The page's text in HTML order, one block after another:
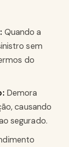
Quando a
sem
do
Demora
causando
segurado.